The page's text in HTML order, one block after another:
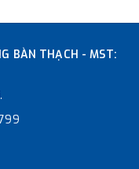
BÀN THẠCH - MST: